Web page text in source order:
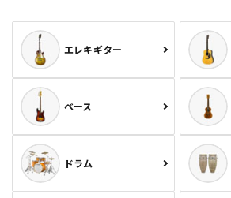
エレキギター
ベース
ドラム